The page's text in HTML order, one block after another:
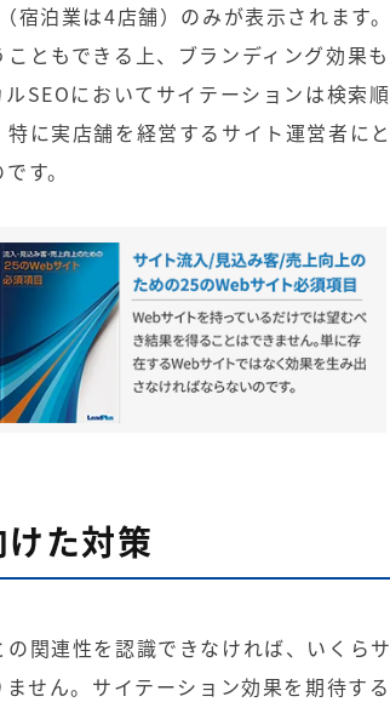
泊業は4店舗）のみが表示されます。
ともできる上、ブランディング効果も
SEOにおいてサイテーションは検索順
に実店舗を経営するサイト運営者にと
す。
た対策
関連性を認識できなければ、いくらサ
ません。サイテーション効果を期待する